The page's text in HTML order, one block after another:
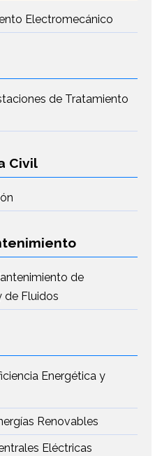
Electromecánico
de Tratamiento
Civil
de
de Fluidos
Energética y
Renovables
Eléctricas